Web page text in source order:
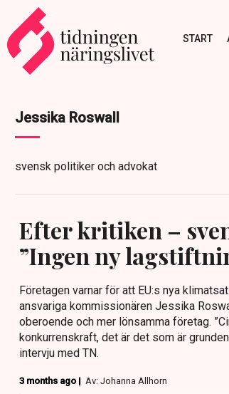
START
Jessika Roswall
svensk politiker och advokat
Efter kritiken –
”Ingen ny
Företagen varnar för att EU:s nya
ansvariga kommissionären Jessika
oberoende och mer lönsamma företag.
konkurrenskraft, det är det som är
intervju med TN.
3 months ago | Av: Johanna Allhorn